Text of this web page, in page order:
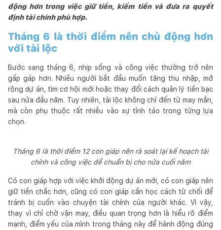
động hơn trong việc giữ tiền, kiếm tiền và đưa ra quyết
định tài chính phù hợp.
Tháng 6 là thời điểm nên chủ động hơn
với tài lộc
Bước sang tháng 6, nhịp sống và công việc thường trở nên
gấp gáp hơn. Nhiều người bắt đầu muốn tăng thu nhập, mở
rộng dự án, tìm cơ hội mới hoặc thay đổi cách quản lý tiền bạc
sau nửa đầu năm. Tuy nhiên, tài lộc không chỉ đến từ may mắn,
mà còn phụ thuộc rất nhiều vào sự tỉnh táo trong từng lựa
chọn.
Tháng 6 là thời điểm 12 con giáp nên rà soát lại kế hoạch tài
chính và công việc để chuẩn bị cho nửa cuối năm
Có con giáp hợp với việc khởi động dự án mới, có con giáp nên
giữ tiền chắc hơn, cũng có con giáp cần học cách từ chối để
tránh bị cuốn vào chuyện tài chính của người khác. Vì vậy,
thay vì chỉ chờ vận may, điều quan trọng hơn là hiểu rõ điểm
mạnh, điểm yếu của mình trong tháng này để hành động đúng